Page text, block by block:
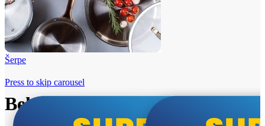
Šerpe
Beko i Tesla super cene
Press to skip carousel